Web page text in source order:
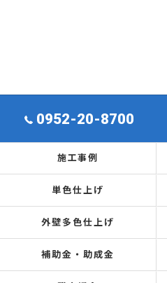
0952-20-8700
施工事例
単色仕上げ
外壁多色仕上げ
補助金・助成金